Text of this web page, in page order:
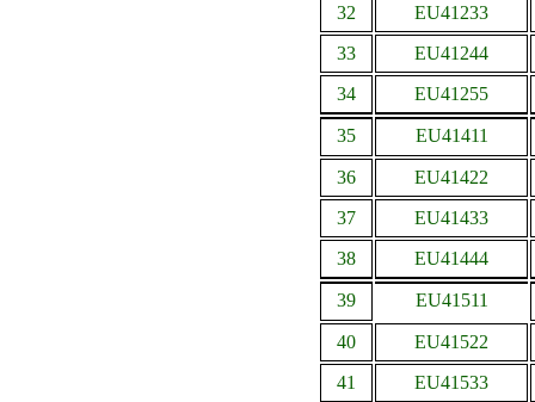
32
EU41233
33
EU41244
34
EU41255
35 EU41411
36
EU41422
37
EU41433
38
EU41444
39 EU41511
40
EU41522
41
EU41533